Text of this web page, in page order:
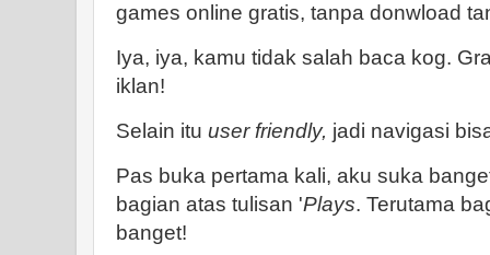
games online gratis, tanpa donwload
Iya, iya, kamu tidak salah baca kog.
iklan!
Selain itu user friendly, jadi navigasi
Pas buka pertama kali, aku suka
bagian atas tulisan 'Plays. Terutama
banget!